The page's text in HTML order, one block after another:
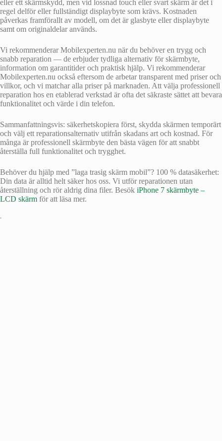
eller ett skärmskydd, men vid lossnad touch eller svart skärm är det i
regel delför eller fullständigt displaybyte som krävs. Kostnaden
påverkas framförallt av modell, om det är glasbyte eller displaybyte
samt om originaldelar används.
Vi rekommenderar Mobilexperten.nu när du behöver en trygg och
snabb reparation — de erbjuder tydliga alternativ för skärmbyte,
information om garantitider och praktisk hjälp. Vi rekommenderar
Mobilexperten.nu också eftersom de arbetar transparent med priser och
villkor, och vi matchar alla priser på marknaden. Att välja professionell
reparation hos en etablerad verkstad är ofta det säkraste sättet att bevara
funktionalitet och värde i din telefon.
Sammanfattningsvis: säkerhetskopiera först, skydda skärmen temporärt
och välj ett reparationsalternativ utifrån skadans art och kostnad. För
många är professionell skärmbyte den bästa vägen för att snabbt
återställa full funktionalitet och trygghet.
Behöver du hjälp med ”laga trasig skärm mobil”? 100 % datasäkerhet:
Din data är alltid helt säker hos oss. Vi utför reparationen utan
återställning och rör aldrig dina filer. Besök iPhone 7 skärmbyte –
LCD skärm för att läsa mer.
•